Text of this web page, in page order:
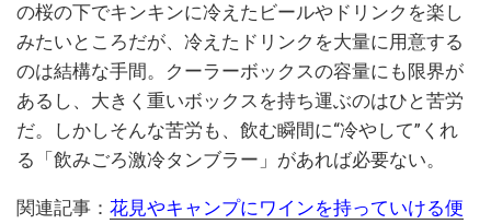
の桜の下でキンキンに冷えたビールやドリンクを楽し
みたいところだが、冷えたドリンクを大量に用意する
のは結構な手間。クーラーボックスの容量にも限界が
あるし、大きく重いボックスを持ち運ぶのはひと苦労
だ。しかしそんな苦労も、飲む瞬間に“冷やして”くれ
る「飲みごろ激冷タンブラー」があれば必要ない。
関連記事： 花見やキャンプにワインを持っていける便